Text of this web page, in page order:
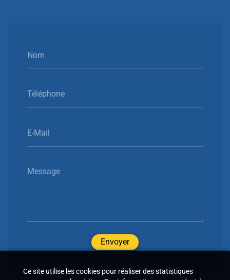
Nom
Téléphone
E-Mail
Message
Envoyer
Ce site utilise les cookies pour réaliser des statistiques